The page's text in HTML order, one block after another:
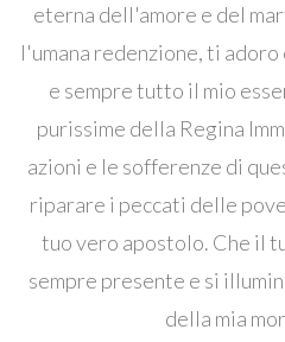
eterna dell'amore e del
l'umana redenzione, ti adoro
e sempre tutto il mio
purissime della Regina
azioni e le sofferenze di
riparare i peccati delle
tuo vero apostolo. Che il
sempre presente e si
della mia